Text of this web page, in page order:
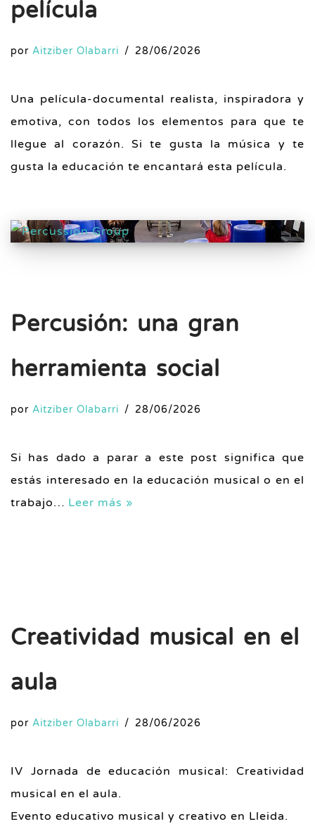
película
por Aitziber Olabarri 28/06/2026
Una película-documental realista, inspiradora y
emotiva, con todos los elementos para que te
llegue al corazón. Si te gusta la música y te
gusta la educación te encantará esta película.
Percusión: una gran
herramienta social
por Aitziber Olabarri 28/06/2026
Si has dado a parar a este post significa que
estás interesado en la educación musical o en el
trabajo… Leer más »
Creatividad musical en el
aula
por Aitziber Olabarri 28/06/2026
IV Jornada de educación musical: Creatividad
musical en el aula.
Evento educativo musical y creativo en Lleida.